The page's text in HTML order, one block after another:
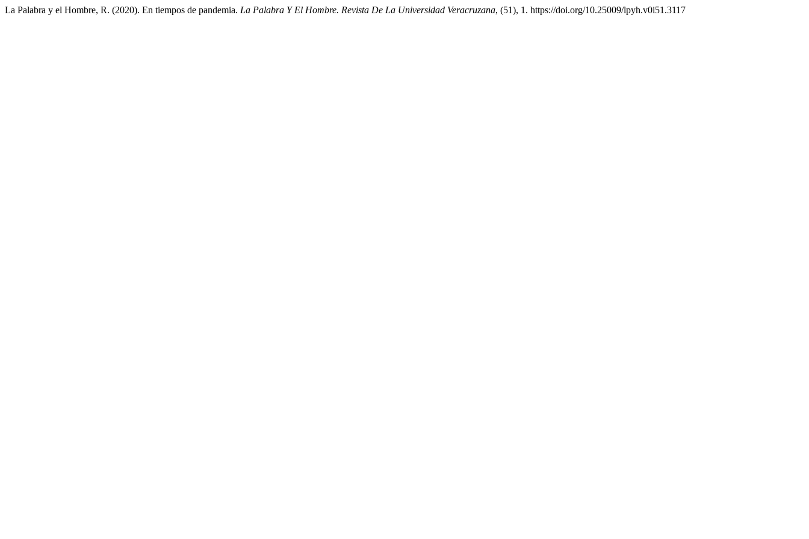
La Palabra y el Hombre, R. (2020). En tiempos de pandemia. La Palabra Y El Hombre. Revista De La Universidad Veracruzana, (51), 1. https://doi.org/10.25009/lpyh.v0i51.3117